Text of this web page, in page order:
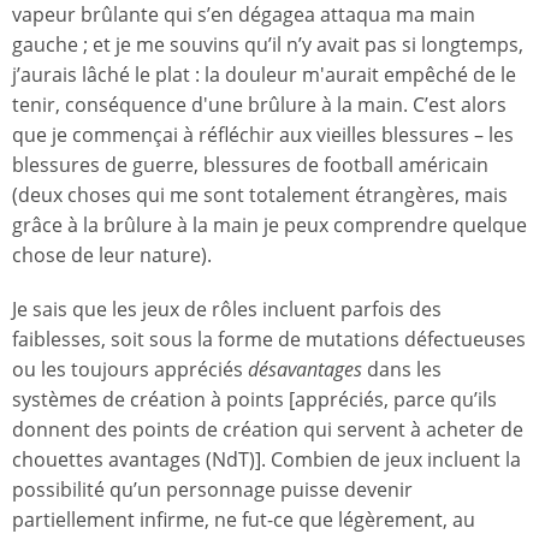
vapeur brûlante qui s’en dégagea attaqua ma main
gauche ; et je me souvins qu’il n’y avait pas si longtemps,
j’aurais lâché le plat : la douleur m'aurait empêché de le
tenir, conséquence d'une brûlure à la main. C’est alors
que je commençai à réfléchir aux vieilles blessures – les
blessures de guerre, blessures de football américain
(deux choses qui me sont totalement étrangères, mais
grâce à la brûlure à la main je peux comprendre quelque
chose de leur nature).
Je sais que les jeux de rôles incluent parfois des
faiblesses, soit sous la forme de mutations défectueuses
ou les toujours appréciés désavantages dans les
systèmes de création à points [appréciés, parce qu’ils
donnent des points de création qui servent à acheter de
chouettes avantages (NdT)]. Combien de jeux incluent la
possibilité qu’un personnage puisse devenir
partiellement infirme, ne fut-ce que légèrement, au